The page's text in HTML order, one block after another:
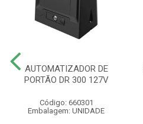
AUTOMATIZADOR DE
PORTÃO DR 300 127V
Código: 660301
Embalagem: UNIDADE